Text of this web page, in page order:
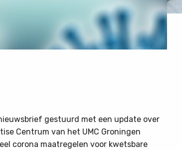
gestuurd met een update over
Centrum van het UMC Groningen
corona maatregelen voor kwetsbare